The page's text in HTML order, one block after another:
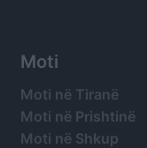
Moti
Moti në Tiranë
Moti në Prishtinë
Moti në Shkup